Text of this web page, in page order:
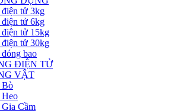
điện tử 3kg
điện tử 6kg
điện tử 15kg
điện tử 30kg
bao
ĐIỆN TỬ
VẬT
Bò
Heo
Gia Cầm